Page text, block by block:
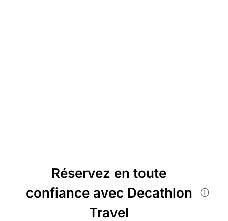
Réservez en toute
confiance avec Decathlon
Travel